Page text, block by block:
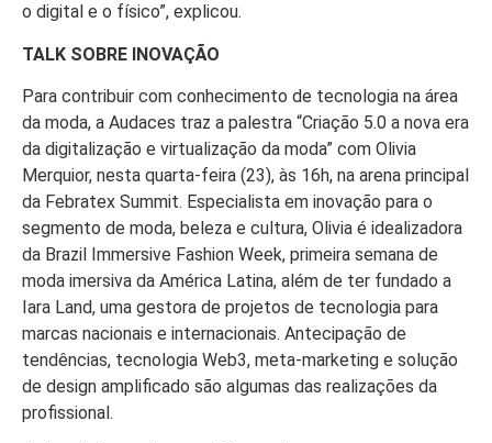
o digital e o físico”, explicou.
TALK SOBRE INOVAÇÃO
Para contribuir com conhecimento de tecnologia na área
da moda, a Audaces traz a palestra “Criação 5.0 a nova era
da digitalização e virtualização da moda” com Olivia
Merquior, nesta quarta-feira (23), às 16h, na arena principal
da Febratex Summit. Especialista em inovação para o
segmento de moda, beleza e cultura, Olivia é idealizadora
da Brazil Immersive Fashion Week, primeira semana de
moda imersiva da América Latina, além de ter fundado a
Iara Land, uma gestora de projetos de tecnologia para
marcas nacionais e internacionais. Antecipação de
tendências, tecnologia Web3, meta-marketing e solução
de design amplificado são algumas das realizações da
profissional.